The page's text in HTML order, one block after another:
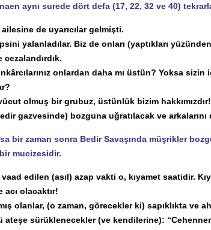
aynı surede dört defa (17, 22, 32 ve 40)
de uyarıcılar gelmişti.
yalanladılar. Biz de onları (yaptıkları
cezalandırdık.
onlardan daha mı üstün? Yoksa
olmuş bir grubuz, üstünlük bizim
gazvesinde) bozguna uğratılacak ve arkalarını
bir zaman sonra Bedir Savaşında müşrikler
bir mucizesidir.
edilen (asıl) azap vakti o, kıyamet saatidir.
olacaktır!
(o zaman, görecekler ki) sapıklıkta ve
sürüklenecekler (ve kendilerine):